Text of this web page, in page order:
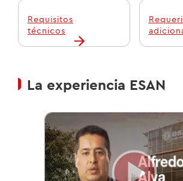
Requisitos
técnicos
La experiencia ESAN